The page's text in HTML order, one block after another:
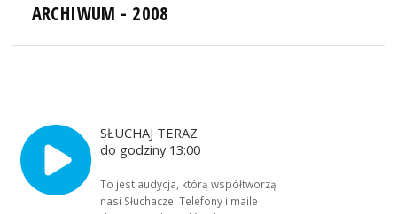
ARCHIWUM - 2008
SŁUCHAJ TERAZ
do godziny 13:00
To jest audycja, którą współtworzą
nasi Słuchacze. Telefony i maile